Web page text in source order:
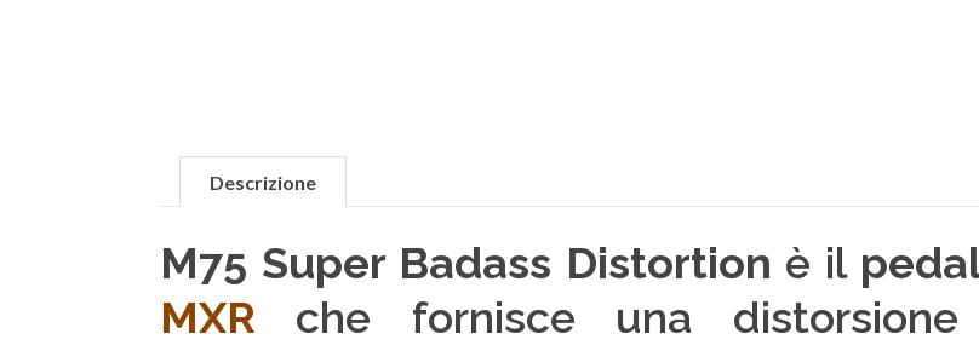
Descrizione
M75 Super Badass Distortion è il
MXR che fornisce una